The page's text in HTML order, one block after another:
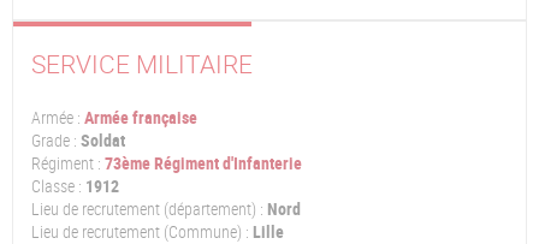
SERVICE MILITAIRE
Armée : Armée française
Grade : Soldat
Régiment : 73ème Régiment d'Infanterie
Classe : 1912
Lieu de recrutement (département) : Nord
Lieu de recrutement (Commune) : Lille